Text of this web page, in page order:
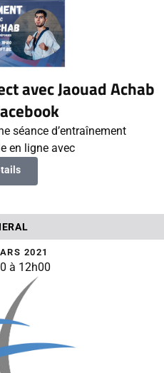
avec Jaouad Achab
séance d’entraînement
en ligne avec
2021
à 12h00